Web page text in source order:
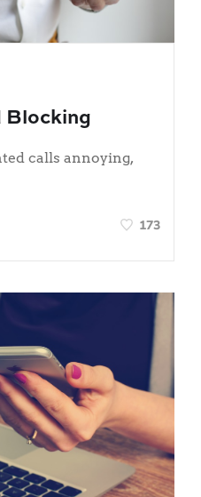
Blocking
calls annoying,
173